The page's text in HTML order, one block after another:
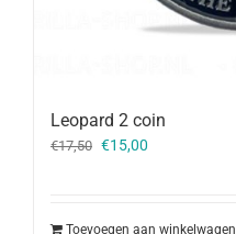
Leopard 2 coin
€17,50 Oorspronkelijke
€15,00
Toevoegen aan winkelwagen